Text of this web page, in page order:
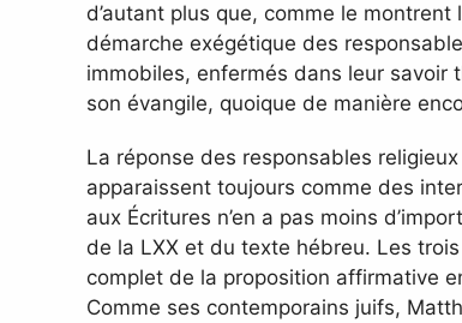
d’autant plus que, comme le
démarche exégétique des
immobiles, enfermés dans leur savoir
son évangile, quoique de manière
La réponse des responsables
apparaissent toujours comme des
aux Écritures n’en a pas moins
de la LXX et du texte hébreu. Les
complet de la proposition affirmative
Comme ses contemporains juifs,